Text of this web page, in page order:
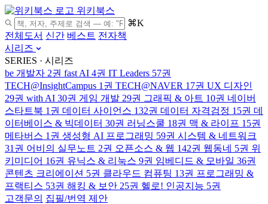
위키북스
⌘K
전체도서 신간 베스트 전자책
시리즈
SERIES · 시리즈
be 개발자 2권 fast AI 4권 IT Leaders 57권
TECH@InsightCampus 1권 TECH@NAVER 17권 UX 디자인
29권 with AI 30권 게임 개발 29권 그래픽 & 아트 10권 네이버
스타트북 1권 데이터 사이언스 132권 데이터 자격검정 15권 데
이터베이스 & 빅데이터 30권 러닝스쿨 18권 맥 & 라이프 15권
메타버스 1권 생성형 AI 프로그래밍 59권 시스템 & 네트워크
31권 어비의 실무노트 2권 오픈소스 & 웹 142권 웹동네 5권 위
키미디어 16권 유닉스 & 리눅스 9권 임베디드 & 모바일 36권
콘텐츠 크리에이션 5권 클라우드 컴퓨팅 13권 프로그래밍 &
프랙티스 53권 해킹 & 보안 25권 헬로! 인공지능 5권
고객문의 집필/번역 제안